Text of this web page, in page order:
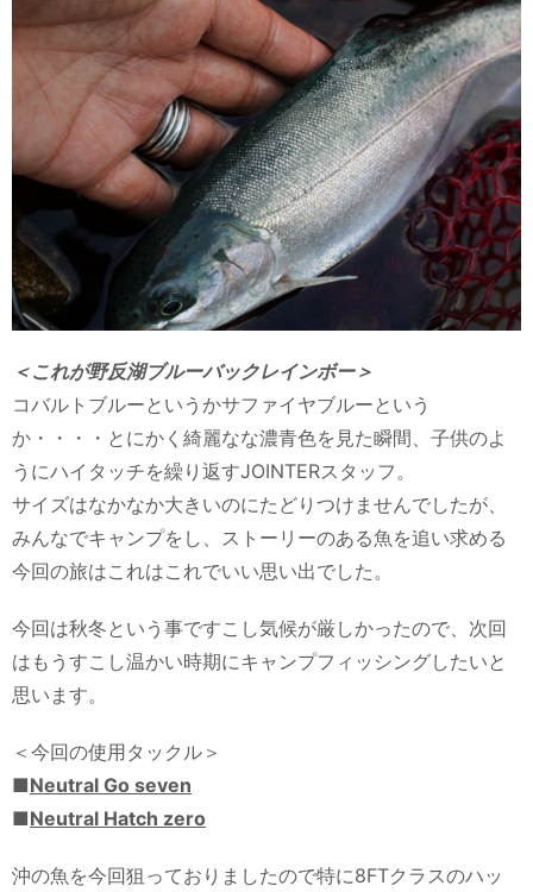
＜これが野反湖ブルーバックレインボー＞
コバルトブルーというかサファイヤブルーという
か・・・・とにかく綺麗なな濃青色を見た瞬間、子供のよ
うにハイタッチを繰り返すJOINTERスタッフ。
サイズはなかなか大きいのにたどりつけませんでしたが、
みんなでキャンプをし、ストーリーのある魚を追い求める
今回の旅はこれはこれでいい思い出でした。
今回は秋冬という事ですこし気候が厳しかったので、次回
はもうすこし温かい時期にキャンプフィッシングしたいと
思います。
＜今回の使用タックル＞
■Neutral Go seven
■Neutral Hatch zero
沖の魚を今回狙っておりましたので特に8FTクラスのハッ